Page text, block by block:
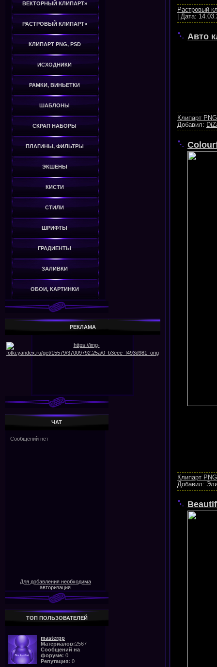
ВЕКТОРНЫЙ КЛИПАРТ»
РАСТРОВЫЙ КЛИПАРТ»
КЛИПАРТ PNG, PSD
ИСХОДНИКИ
РАМКИ, ВИНЬЕТКИ
ШАБЛОНЫ
СКРАП НАБОРЫ
ПЛАГИНЫ, ФИЛЬТРЫ
ЭКШЕНЫ
КИСТИ
СТИЛИ
ШРИФТЫ
ГРАДИЕНТЫ
ЗАЛИВКИ
ОБОИ, КАРТИНКИ
РЕКЛАМА
ЧАТ
Для добавления необходима
авторизация
ТОП ПОЛЬЗОВАТЕЛЕЙ
masterpp
Материалов:2567
Сообщений на
форуме: 0
Репутация: 0
Растровый
Дата:
Авто
Клипарт
Добавил:
Клипарт
Добавил: